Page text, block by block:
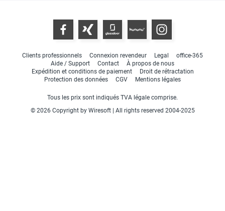
Clients professionnels Connexion revendeur Legal
office-365
Aide / Support
Contact
À propos de nous
Expédition et conditions de paiement
Droit de rétractation
Protection des données
CGV Mentions légales
Tous les prix sont indiqués TVA légale comprise.
© 2026 Copyright by Wiresoft | All rights reserved 2004-2025